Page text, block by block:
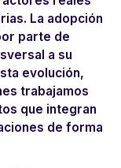
La adopción
parte de
a su
evolución,
trabajamos
que integran
de forma